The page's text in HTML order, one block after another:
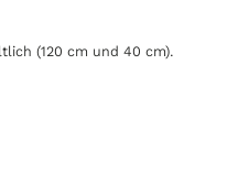
(120 cm und 40 cm).